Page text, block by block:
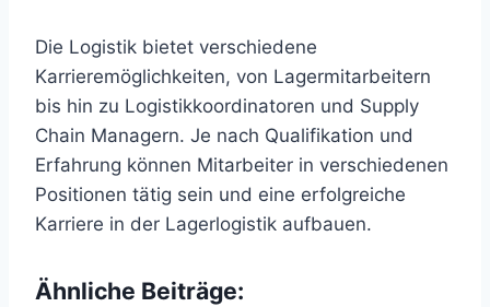
Die Logistik bietet verschiedene
Karrieremöglichkeiten, von Lagermitarbeitern
bis hin zu Logistikkoordinatoren und Supply
Chain Managern. Je nach Qualifikation und
Erfahrung können Mitarbeiter in verschiedenen
Positionen tätig sein und eine erfolgreiche
Karriere in der Lagerlogistik aufbauen.
Ähnliche Beiträge: